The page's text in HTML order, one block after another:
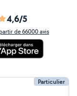
4,6/5
de 66000 avis
Particulier